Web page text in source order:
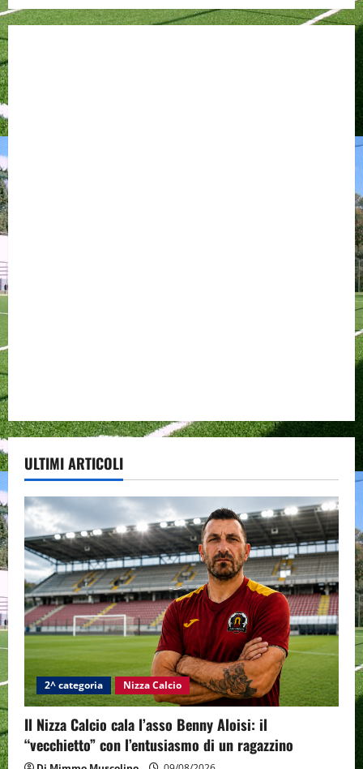
ULTIMI ARTICOLI
2^ categoria Nizza Calcio
Il Nizza Calcio cala l’asso Benny Aloisi: il
“vecchietto” con l’entusiasmo di un ragazzino